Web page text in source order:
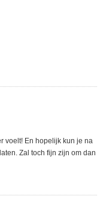
voelt! En hopelijk kun je na
Zal toch fijn zijn om dan